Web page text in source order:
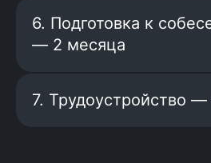
6. Подготовка к
— 2 месяца
7. Трудоустройство